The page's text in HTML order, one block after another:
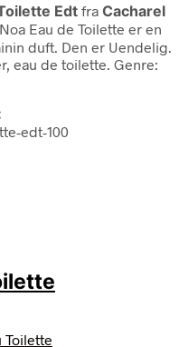
Edt fra Cacharel
Eau de Toilette er en
duft. Den er Uendelig.
eau de toilette. Genre:
edt-100